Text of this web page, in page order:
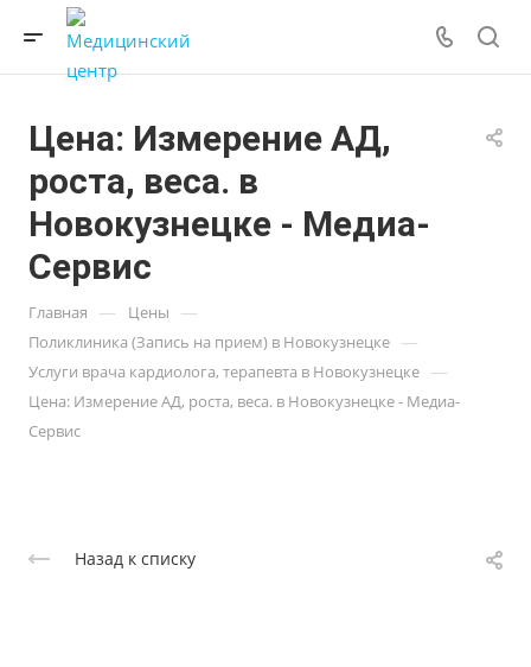
Цена: Измерение АД,
роста, веса. в
Новокузнецке - Медиа-
Сервис
Главная — Цены —
Поликлиника (Запись на прием) в Новокузнецке —
Услуги врача кардиолога, терапевта в Новокузнецке —
Цена: Измерение АД, роста, веса. в Новокузнецке - Медиа-
Сервис
Назад к списку